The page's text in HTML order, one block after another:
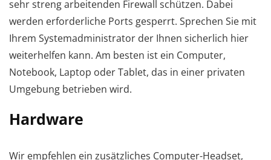
sehr streng arbeitenden Firewall schützen. Dabei
werden erforderliche Ports gesperrt. Sprechen Sie mit
Ihrem Systemadministrator der Ihnen sicherlich hier
weiterhelfen kann. Am besten ist ein Computer,
Notebook, Laptop oder Tablet, das in einer privaten
Umgebung betrieben wird.
Hardware
Wir empfehlen ein zusätzliches Computer-Headset,